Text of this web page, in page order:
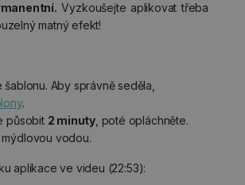
Vyzkoušejte aplikovat třeba
matný efekt!
Aby správně seděla,
.
působit 2 minuty , poté opláchněte.
vodou.
aplikace ve videu (22:53):